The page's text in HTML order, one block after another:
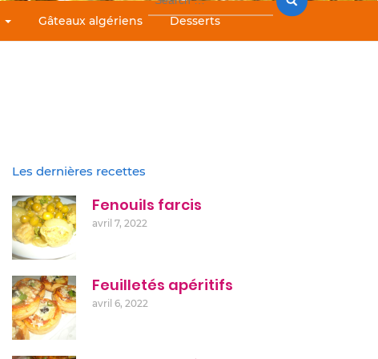
Gâteaux algériens Desserts
Les dernières recettes
Fenouils farcis
avril 7, 2022
Feuilletés apéritifs
avril 6, 2022